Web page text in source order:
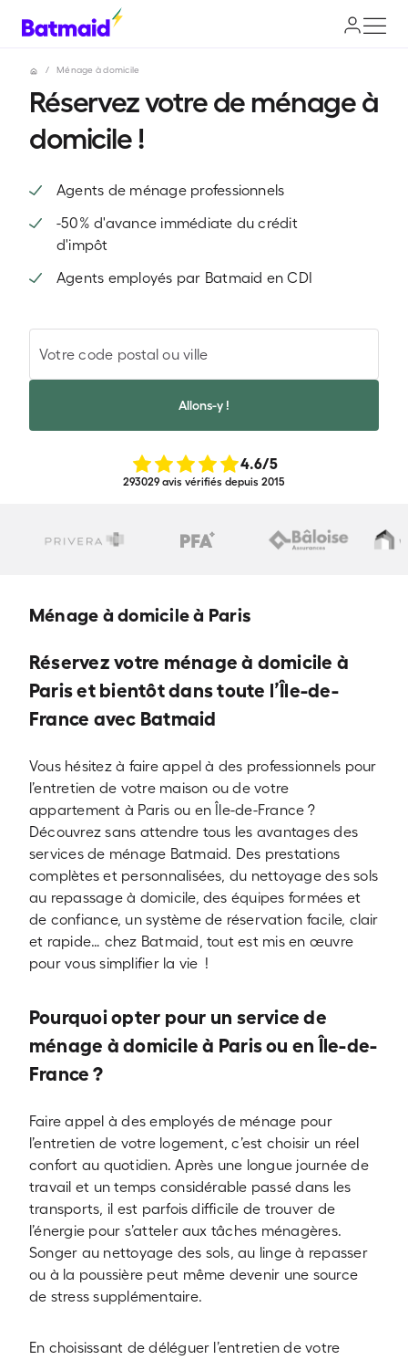
/ Ménage à domicile
Réservez votre de ménage à
domicile !
Agents de ménage professionnels
-50% d'avance immédiate du crédit
d'impôt
Agents employés par Batmaid en CDI
Votre code postal ou ville
Allons-y !
4.6/5
293029 avis vérifiés depuis 2015
Ménage à domicile à Paris
Réservez votre ménage à domicile à
Paris et bientôt dans toute l’Île-de-
France avec Batmaid
Vous hésitez à faire appel à des professionnels pour
l’entretien de votre maison ou de votre
appartement à Paris ou en Île-de-France ?
Découvrez sans attendre tous les avantages des
services de ménage Batmaid. Des prestations
complètes et personnalisées, du nettoyage des sols
au repassage à domicile, des équipes formées et
de confiance, un système de réservation facile, clair
et rapide… chez Batmaid, tout est mis en œuvre
pour vous simplifier la vie !
Pourquoi opter pour un service de
ménage à domicile à Paris ou en Île-de-
France ?
Faire appel à des employés de ménage pour
l’entretien de votre logement, c’est choisir un réel
confort au quotidien. Après une longue journée de
travail et un temps considérable passé dans les
transports, il est parfois difficile de trouver de
l’énergie pour s’atteler aux tâches ménagères.
Songer au nettoyage des sols, au linge à repasser
ou à la poussière peut même devenir une source
de stress supplémentaire.
En choisissant de déléguer l’entretien de votre